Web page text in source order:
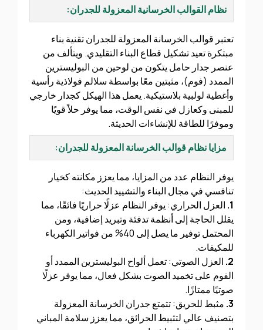
نظام القوالب الخرسانية المعزولة للجدران:
تعتبر قوالب الخرسانة المعزولة للجدران تقنية بناء
مبتكرة تعيد تشكيل قطاع البناء التقليدي. ويتألف من
عنصر جدار حامل يتكون من لوحين من البوليسترين
الممدد (فوم)، مثبتين معًا بواسطة سلالم فولاذية رأسية
وأغطية لولبية بلاستيكية. يعمل هذا الهيكل كجدار خارجي
للمبنى وكعازل في نفس الوقت، مما يوفر حلاً قويًا
وموفرًا للطاقة للإنشاءات الحديثة.
مزايا نظام قوالب الخرسانة المعزولة للجدران:
يوفر النظام عدد من المزايا، مما يعزز مكانته كخيار
تنافسي في مجال البناء والتشييد الحديث:
1. العزل الحراري: يوفر النظام عزلًا حراريًا فائقًا، مما
يقلل الحاجة إلى أنظمة تدفئة وتبريد إضافية، ومن
المحتمل توفير ما يصل إلى 40% من فواتير الكهرباء
للمكيفات.
2. العزل الصوتي: تعمل ألواح البوليسترين الممدد أو
الفوم على تخميد الصوت بشكل فعال، مما يوفر عزلًا
صوتيًا ممتازًا.
3. مثبط للحريق: تتمتع جدران الخرسانة المعزولة
بتصنيف عالي لتثبيط الحرائق، مما يعزز سلامة المباني